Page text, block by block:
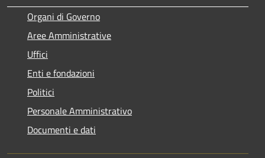
Organi di Governo
Aree Amministrative
Uffici
Enti e fondazioni
Politici
Personale Amministrativo
Documenti e dati